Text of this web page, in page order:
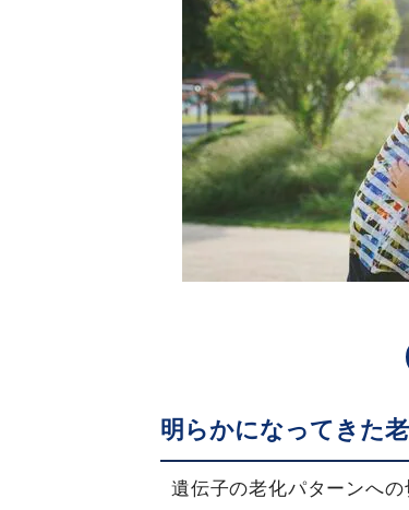
明らかになってきた
遺伝子の老化パターンへ